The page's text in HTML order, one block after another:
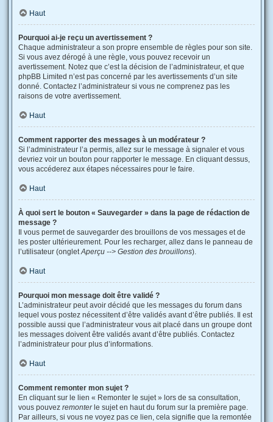
Haut
Pourquoi ai-je reçu un avertissement ?
Chaque administrateur a son propre ensemble de règles pour son site.
Si vous avez dérogé à une règle, vous pouvez recevoir un
avertissement. Notez que c’est la décision de l’administrateur, et que
phpBB Limited n’est pas concerné par les avertissements d’un site
donné. Contactez l’administrateur si vous ne comprenez pas les
raisons de votre avertissement.
Haut
Comment rapporter des messages à un modérateur ?
Si l’administrateur l’a permis, allez sur le message à signaler et vous
devriez voir un bouton pour rapporter le message. En cliquant dessus,
vous accéderez aux étapes nécessaires pour le faire.
Haut
À quoi sert le bouton « Sauvegarder » dans la page de rédaction de
message ?
Il vous permet de sauvegarder des brouillons de vos messages et de
les poster ultérieurement. Pour les recharger, allez dans le panneau de
l’utilisateur (ongletAperçu --> Gestion des brouillons).
Haut
Pourquoi mon message doit être validé ?
L’administrateur peut avoir décidé que les messages du forum dans
lequel vous postez nécessitent d’être validés avant d’être publiés. Il est
possible aussi que l’administrateur vous ait placé dans un groupe dont
les messages doivent être validés avant d’être publiés. Contactez
l’administrateur pour plus d’informations.
Haut
Comment remonter mon sujet ?
En cliquant sur le lien « Remonter le sujet » lors de sa consultation,
vous pouvez remonterle sujet en haut du forum sur la première page.
Par ailleurs, si vous ne voyez pas ce lien, cela signifie que la remontée